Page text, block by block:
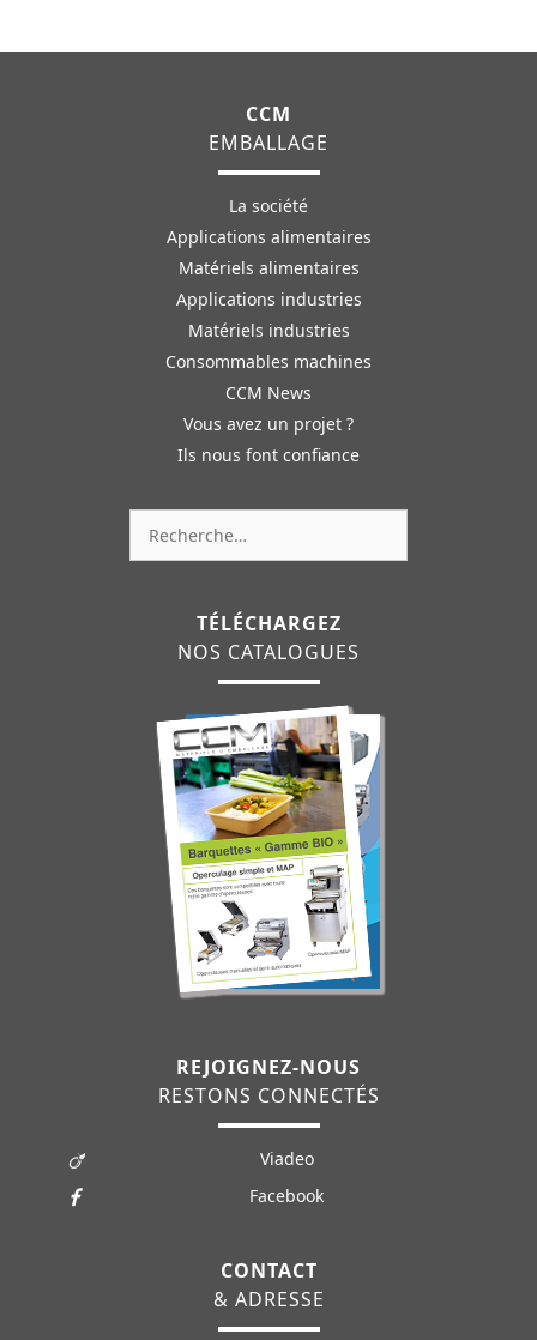
CCM
EMBALLAGE
La société
Applications alimentaires
Matériels alimentaires
Applications industries
Matériels industries
Consommables machines
CCM News
Vous avez un projet ?
Ils nous font confiance
TÉLÉCHARGEZ
NOS CATALOGUES
REJOIGNEZ-NOUS
RESTONS CONNECTÉS
Viadeo
Facebook
CONTACT
& ADRESSE